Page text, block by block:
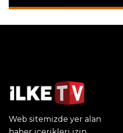
Web sitemizde yer alan